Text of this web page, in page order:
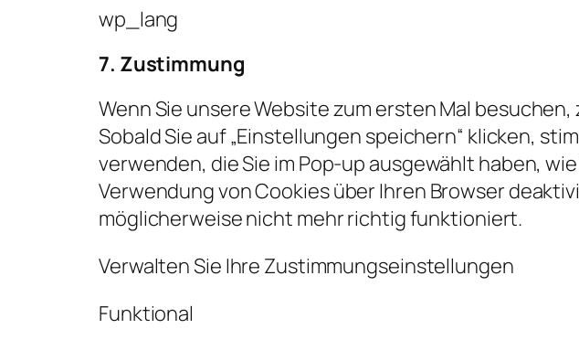
wp_lang
7. Zustimmung
Wenn Sie unsere Website zum ersten Mal
Sobald Sie auf „Einstellungen speichern“ klicken,
verwenden, die Sie im Pop-up ausgewählt haben,
Verwendung von Cookies über Ihren Browser
möglicherweise nicht mehr richtig funktioniert.
Verwalten Sie Ihre Zustimmungseinstellungen
Funktional